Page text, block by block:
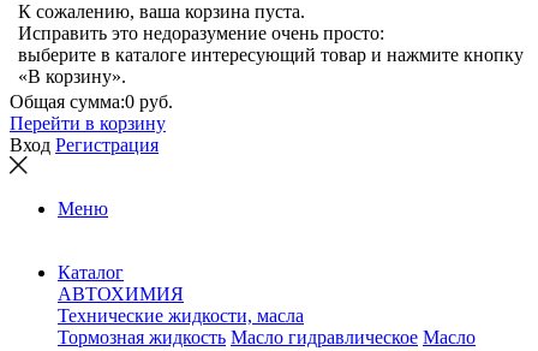
К сожалению, ваша корзина пуста.
Исправить это недоразумение очень просто:
выберите в каталоге интересующий товар и нажмите кнопку
«В корзину».
Общая сумма:0 руб.
Перейти в корзину
Вход Регистрация
Меню
Каталог
АВТОХИМИЯ
Технические жидкости, масла
Тормозная жидкость Масло гидравлическое Масло